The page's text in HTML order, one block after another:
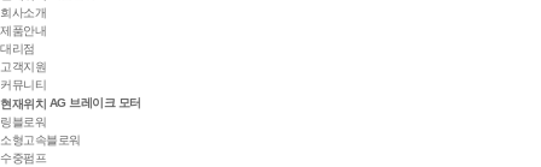
회사소개
제품안내
대리점
고객지원
커뮤니티
현재위치 AG 브레이크 모터
링블로워
소형고속블로워
수중펌프